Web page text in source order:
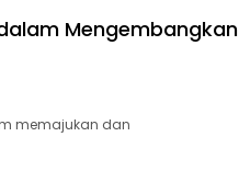
Mengembangkan
memajukan dan